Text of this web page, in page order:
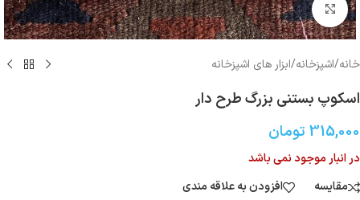
بزرگنمایی تصویر
خانه/اشپزخانه/ابزار های اشپزخانه
اسکوپ بستنی بزرگ طرح دار
315,000 تومان
در انبار موجود نمی باشد
مقایسه
افزودن به علاقه مندی